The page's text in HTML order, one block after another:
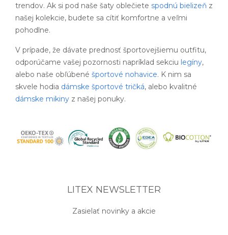
trendov. Ak si pod naše šaty oblečiete spodnú bielizeň z
našej kolekcie, budete sa cítiť komfortne a veľmi
pohodlne.
V prípade, že dávate prednosť športovejšiemu outfitu,
odporúčame vašej pozornosti napríklad sekciu legíny,
alebo naše obľúbené športové nohavice. K nim sa
skvele hodia dámske športové tričká, alebo kvalitné
dámske mikiny z našej ponuky.
LITEX NEWSLETTER
Zasielať novinky a akcie